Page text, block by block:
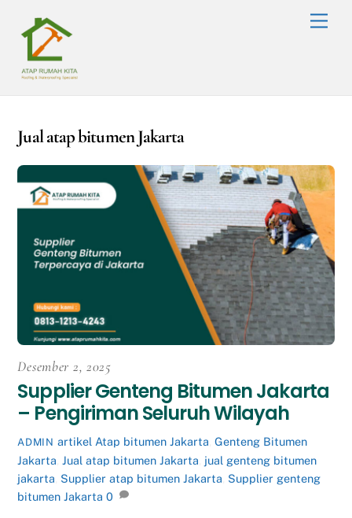
content
Jual atap bitumen Jakarta
Desember 2, 2025
Supplier Genteng Bitumen Jakarta
– Pengiriman Seluruh Wilayah
ADMIN artikel Atap bitumen Jakarta Genteng Bitumen
Jakarta ,Jual atap bitumen Jakarta jual genteng bitumen
jakarta Supplier atap bitumen Jakarta Supplier genteng
bitumen Jakarta 0